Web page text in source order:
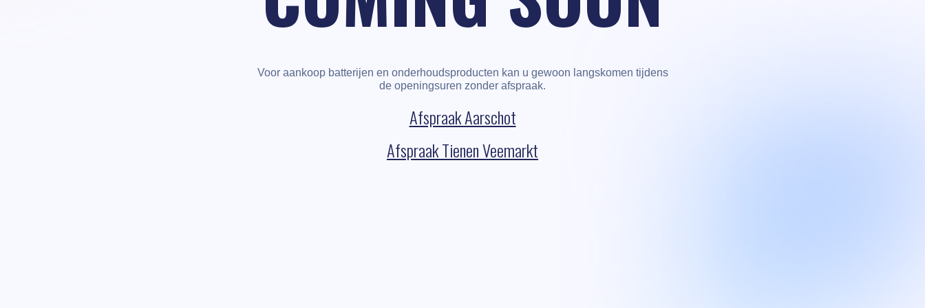
Voor aankoop batterijen en onderhoudsproducten kan u gewoon langskomen tijdens
de openingsuren zonder afspraak.
Afspraak Aarschot
Afspraak Tienen Veemarkt